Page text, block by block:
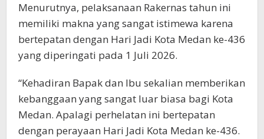
Menurutnya, pelaksanaan Rakernas tahun ini
memiliki makna yang sangat istimewa karena
bertepatan dengan Hari Jadi Kota Medan ke-436
yang diperingati pada 1 Juli 2026.
“Kehadiran Bapak dan Ibu sekalian memberikan
kebanggaan yang sangat luar biasa bagi Kota
Medan. Apalagi perhelatan ini bertepatan
dengan perayaan Hari Jadi Kota Medan ke-436.